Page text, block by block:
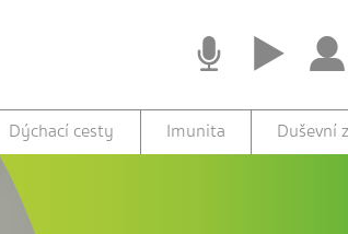
Dýchací cesty Imunita Duševní